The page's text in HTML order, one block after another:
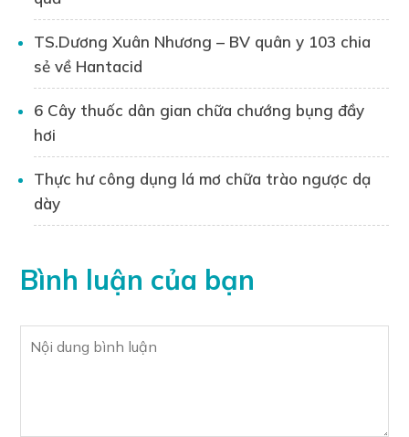
Nguyễn Xuân Long qua
dạ dày.
TS.Dương Xuân Nhương – BV quân y 103 chia
sẻ về Hantacid
6 Cây thuốc dân gian chữa chướng bụng đầy
hơi
Thực hư công dụng lá mơ chữa trào ngược dạ
dày
Bình luận của bạn